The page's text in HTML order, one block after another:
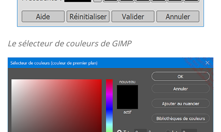
Le sélecteur de couleurs de GIMP